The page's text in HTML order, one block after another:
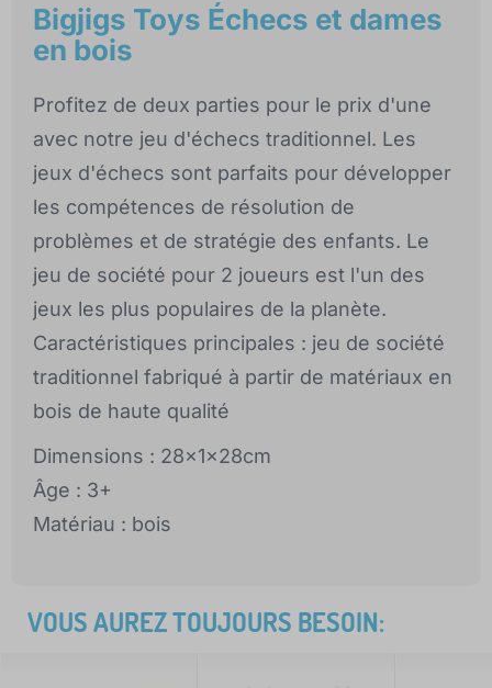
Bigjigs Toys Échecs et dames
en bois
Profitez de deux parties pour le prix d'une
avec notre jeu d'échecs traditionnel. Les
jeux d'échecs sont parfaits pour développer
les compétences de résolution de
problèmes et de stratégie des enfants. Le
jeu de société pour 2 joueurs est l'un des
jeux les plus populaires de la planète.
Caractéristiques principales : jeu de société
traditionnel fabriqué à partir de matériaux en
bois de haute qualité
Dimensions : 28x1x28cm
Âge : 3+
Matériau : bois
VOUS AUREZ TOUJOURS BESOIN: